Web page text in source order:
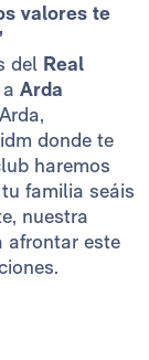
valores te
del Real
Arda
donde te
haremos
familia seáis
nuestra
afrontar este